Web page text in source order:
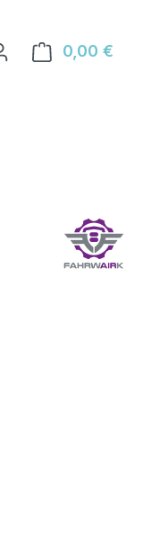
0,00 €